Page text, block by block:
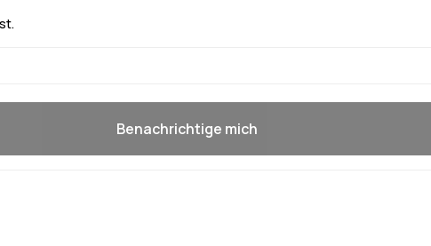
Benachrichtige mich